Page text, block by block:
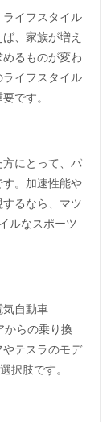
イフスタイル
、家族が増え
るものが変わ
イフスタイル
です。
にとって、パ
。加速性能や
るなら、マツ
ルなスポーツ
自動車
からの乗り換
テスラのモデ
択肢です。